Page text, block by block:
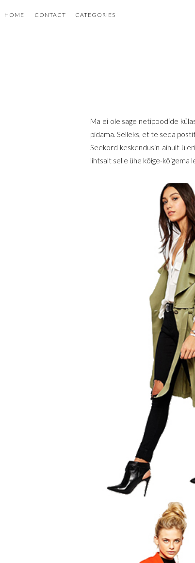
HOME CONTACT CATEGORIES
Ma ei ole sage netipoodide
pidama. Selleks, et te seda
Seekord keskendusin ainult
lihtsalt selle ühe kõige-kõigema